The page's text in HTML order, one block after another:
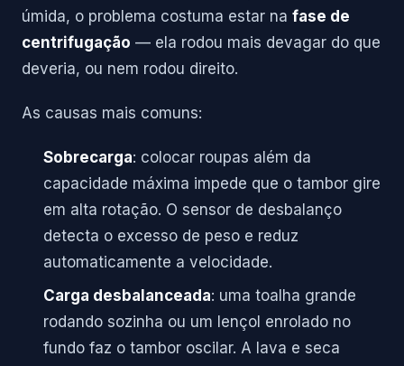
úmida, o problema costuma estar na fase de
centrifugação — ela rodou mais devagar do que
deveria, ou nem rodou direito.
As causas mais comuns:
Sobrecarga: colocar roupas além da
capacidade máxima impede que o tambor gire
em alta rotação. O sensor de desbalanço
detecta o excesso de peso e reduz
automaticamente a velocidade.
Carga desbalanceada: uma toalha grande
rodando sozinha ou um lençol enrolado no
fundo faz o tambor oscilar. A lava e seca